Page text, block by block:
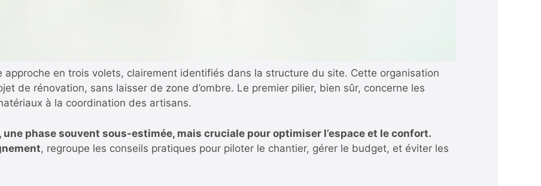
approche en trois volets, clairement identifiés dans la structure du site. Cette organisation
de rénovation, sans laisser de zone d’ombre. Le premier pilier, bien sûr, concerne les
à la coordination des artisans.
une phase souvent sous-estimée, mais cruciale pour optimiser l’espace et le confort.
, regroupe les conseils pratiques pour piloter le chantier, gérer le budget, et éviter les